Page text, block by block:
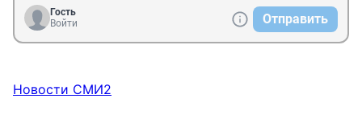
Гость
Войти
Отправить
Новости СМИ2